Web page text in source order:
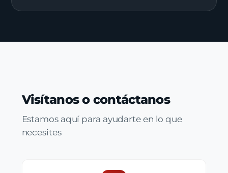
Visítanos o contáctanos
Estamos aquí para ayudarte en lo que
necesites